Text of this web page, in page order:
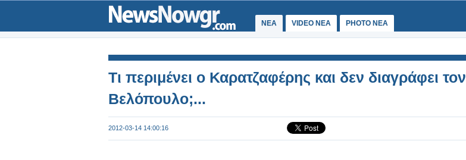
ΝΕΑ VIDEO NEA PHOTO NEA
Τι περιμένει ο Καρατζαφέρης και δεν διαγράφει τον
Βελόπουλο;...
2012-03-14 14:00:16